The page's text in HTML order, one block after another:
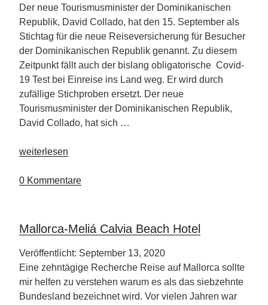
Der neue Tourismusminister der Dominikanischen
Republik, David Collado, hat den 15. September als
Stichtag für die neue Reiseversicherung für Besucher
der Dominikanischen Republik genannt. Zu diesem
Zeitpunkt fällt auch der bislang obligatorische Covid-
19 Test bei Einreise ins Land weg. Er wird durch
zufällige Stichproben ersetzt. Der neue
Tourismusminister der Dominikanischen Republik,
David Collado, hat sich …
„Plan
Wiederbelebung
weiterlesen
0 Kommentare
Mallorca-Meliá Calvia Beach Hotel
Veröffentlicht: September 13, 2020
Eine zehntägige Recherche Reise auf Mallorca sollte
mir helfen zu verstehen warum es als das siebzehnte
Bundesland bezeichnet wird. Vor vielen Jahren war